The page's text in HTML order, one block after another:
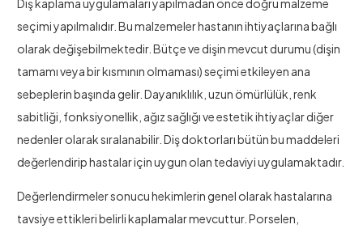
Diş kaplama uygulamaları yapılmadan önce doğru malzeme
seçimi yapılmalıdır. Bu malzemeler hastanın ihtiyaçlarına bağlı
olarak değişebilmektedir. Bütçe ve dişin mevcut durumu (dişin
tamamı veya bir kısmının olmaması) seçimi etkileyen ana
sebeplerin başında gelir. Dayanıklılık, uzun ömürlülük, renk
sabitliği, fonksiyonellik, ağız sağlığı ve estetik ihtiyaçlar diğer
nedenler olarak sıralanabilir. Diş doktorları bütün bu maddeleri
değerlendirip hastalar için uygun olan tedaviyi uygulamaktadır.
Değerlendirmeler sonucu hekimlerin genel olarak hastalarına
tavsiye ettikleri belirli kaplamalar mevcuttur. Porselen,